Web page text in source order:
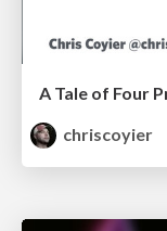
A Tale of Four
chriscoyier